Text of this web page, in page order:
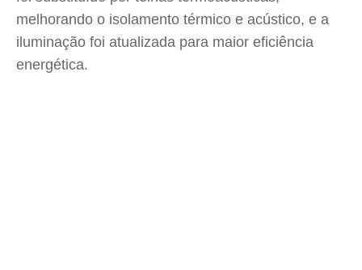
melhorando o isolamento térmico e acústico, e a
iluminação foi atualizada para maior eficiência
energética.